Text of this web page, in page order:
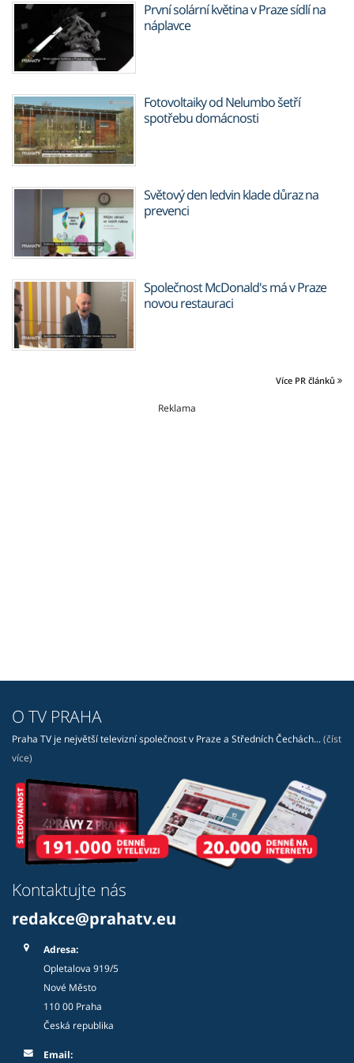
První solární květina v Praze sídlí na
náplavce
Fotovoltaiky od Nelumbo šetří
spotřebu domácnosti
Světový den ledvin klade důraz na
prevenci
Společnost McDonald's má v Praze
novou restauraci
Více PR článků
Reklama
O TV PRAHA
Praha TV je největší televizní společnost v Praze a Středních Čechách...(číst
více)
Kontaktujte nás
redakce@prahatv.eu
Adresa:
Opletalova 919/5
Nové Město
110 00 Praha
Česká republika
Email: